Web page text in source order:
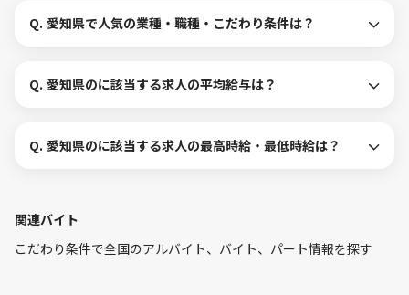
Q. 愛知県で人気の業種・職種・こだわり条件は？
Q. 愛知県のに該当する求人の平均給与は？
Q. 愛知県のに該当する求人の最高時給・最低時給は？
関連バイト
こだわり条件で全国のアルバイト、バイト、パート情報を探す